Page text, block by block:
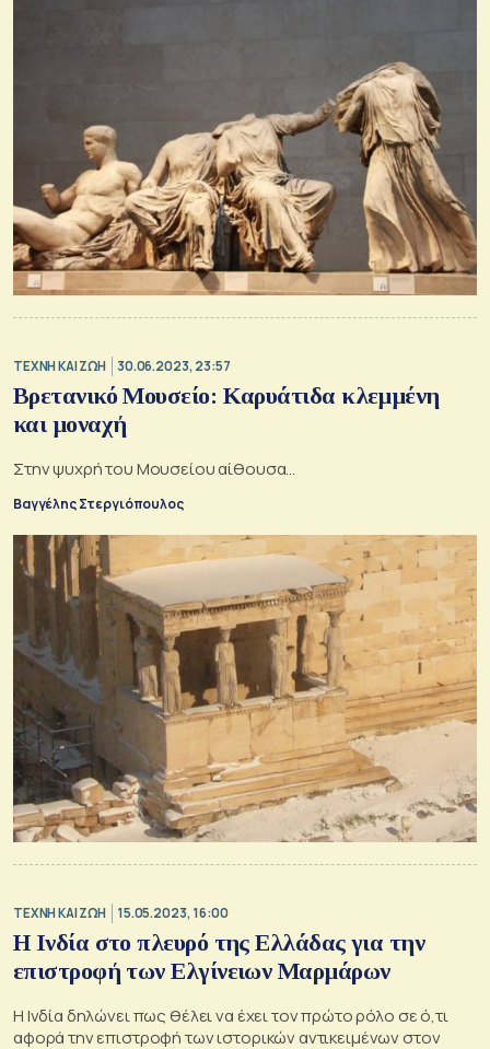
TΕΧΝΗ ΚΑΙ ΖΩΗ 30.06.2023, 23:57
Βρετανικό Μουσείο: Καρυάτιδα κλεμμένη
και μοναχή
Στην ψυχρή του Μουσείου αίθουσα…
Βαγγέλης Στεργιόπουλος
TΕΧΝΗ ΚΑΙ ΖΩΗ 15.05.2023, 16:00
Η Ινδία στο πλευρό της Ελλάδας για την
επιστροφή των Ελγίνειων Μαρμάρων
Η Ινδία δηλώνει πως θέλει να έχει τον πρώτο ρόλο σε ό,τι
αφορά την επιστροφή των ιστορικών αντικειμένων στον